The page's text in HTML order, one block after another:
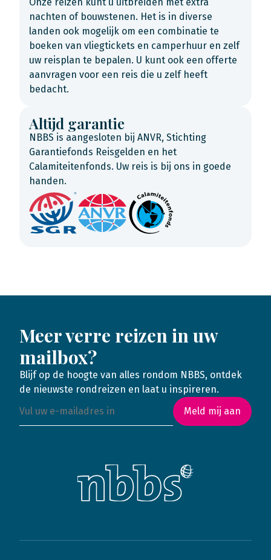
nachten of bouwstenen. Het is in diverse
landen ook mogelijk om een combinatie te
boeken van vliegtickets en camperhuur en zelf
uw reisplan te bepalen. U kunt ook een offerte
aanvragen voor een reis die u zelf heeft
bedacht.
Altijd garantie
NBBS is aangesloten bij ANVR, Stichting
Garantiefonds Reisgelden en het
Calamiteitenfonds. Uw reis is bij ons in goede
handen.
Meer verre reizen in uw
mailbox?
Blijf op de hoogte van alles rondom NBBS, ontdek
de nieuwste rondreizen en laat u inspireren.
Meld mij aan